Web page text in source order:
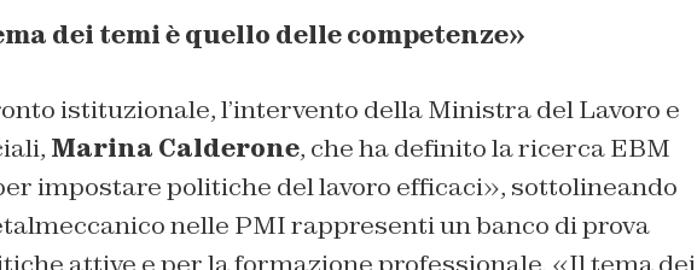
dei temi è quello delle competenze»
istituzionale, l’intervento della Ministra del Lavoro e
Marina Calderone, che ha definito la ricerca EBM
impostare politiche del lavoro efficaci», sottolineando
nelle PMI rappresenti un banco di prova